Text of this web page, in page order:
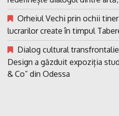
Orheiul Vechi prin ochii
lucrarilor create în timpul
Dialog cultural
Design a găzduit expoziția
& Co” din Odessa